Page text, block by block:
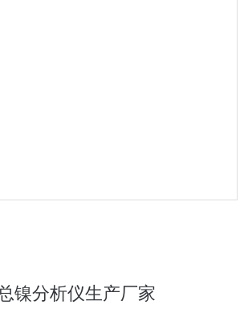
镍分析仪生产厂家